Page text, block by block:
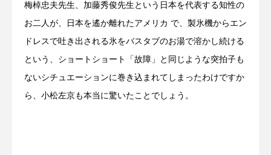
梅棹忠夫先生、加藤秀俊先生という日本を代表する知性の
お二人が、日本を遙か離れたアメリカ で、製氷機からエン
ドレスで吐き出される氷をバスタブのお湯で溶かし続ける
という、ショートショート「故障」と同じような突拍子も
ないシチュエーションに巻き込まれてしまったわけですか
ら、小松左京も本当に驚いたことでしょう。